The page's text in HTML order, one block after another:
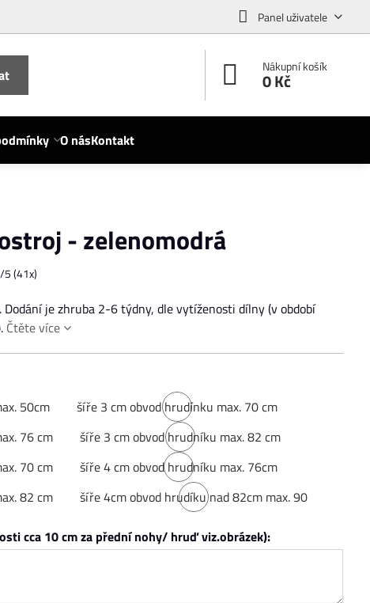
Panel uživatele
Nákupní košík
0 Kč
O násKontakt
- zelenomodrá
/5(41x)
Dodání je zhruba 2-6 týdny, dle vytíženosti dílny (v období
Čtěte více
50cm
šíře 3 cm obvod hrudínku max. 70 cm
na
objednávku
76 cm
šíře 3 cm obvod hrudníku max. 82 cm
na
objednávku
70 cm
šíře 4 cm obvod hrudníku max. 76cm
na
objednávku
82 cm
šíře 4cm obvod hrudíku nad 82cm max. 90
objednávku
cca 10 cm za přední nohy/ hruď viz.obrázek):